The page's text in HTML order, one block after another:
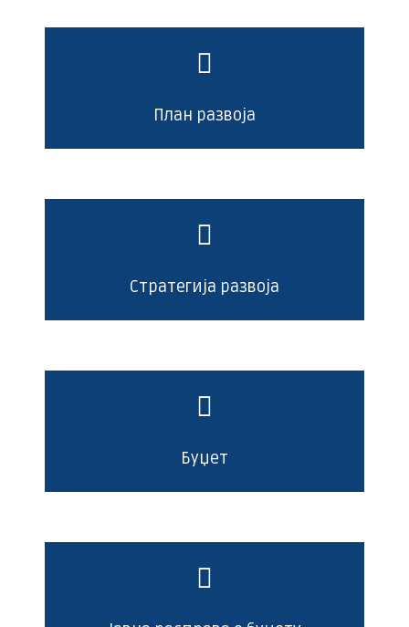
План развоја
Стратегија развоја
Буџет